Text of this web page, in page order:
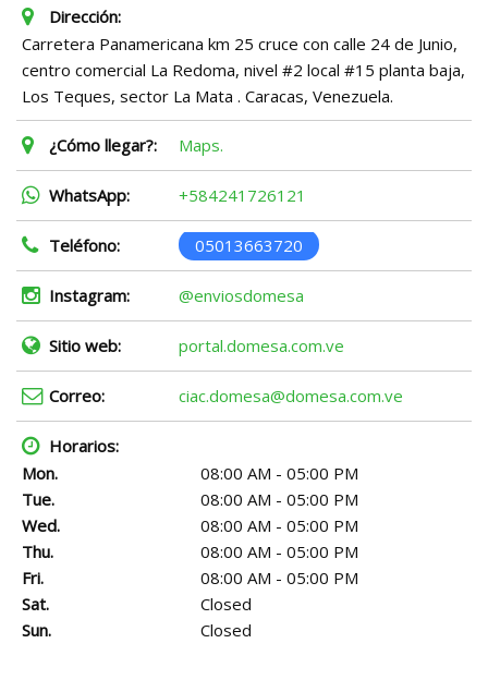
Dirección:
Carretera Panamericana km 25 cruce con calle 24 de Junio,
centro comercial La Redoma, nivel #2 local #15 planta baja,
Los Teques, sector La Mata . Caracas, Venezuela.
¿Cómo llegar?: Maps.
WhatsApp: +584241726121
Teléfono: 05013663720
Instagram: @enviosdomesa
Sitio web: portal.domesa.com.ve
Correo: ciac.domesa@domesa.com.ve
Horarios:
Mon.
08:00 AM - 05:00 PM
Tue.
08:00 AM - 05:00 PM
Wed.
08:00 AM - 05:00 PM
Thu.
08:00 AM - 05:00 PM
Fri.
08:00 AM - 05:00 PM
Sat.
Closed
Sun.
Closed